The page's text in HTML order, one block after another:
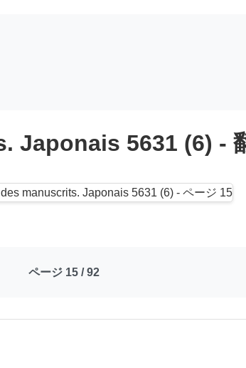
Japonais 5631 (6) -
ページ 15 / 92